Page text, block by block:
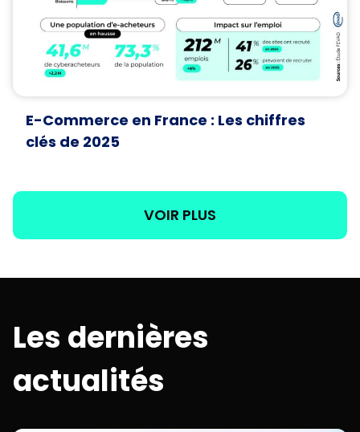
E-Commerce en France : Les chiffres
clés de 2025
VOIR PLUS
Les dernières
actualités